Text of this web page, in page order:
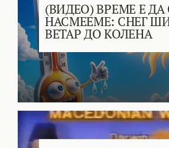
(ВИДЕО) ВРЕМЕ Е ДА
НАСМЕЕМЕ: СНЕГ
ВЕТАР ДО КОЛЕНА